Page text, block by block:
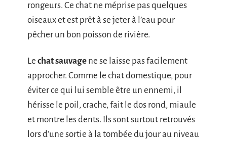
rongeurs. Ce chat ne méprise pas quelques
oiseaux et est prêt à se jeter à l’eau pour
pêcher un bon poisson de rivière.
Le chat sauvage ne se laisse pas facilement
approcher. Comme le chat domestique, pour
éviter ce qui lui semble être un ennemi, il
hérisse le poil, crache, fait le dos rond, miaule
et montre les dents. Ils sont surtout retrouvés
lors d’une sortie à la tombée du jour au niveau